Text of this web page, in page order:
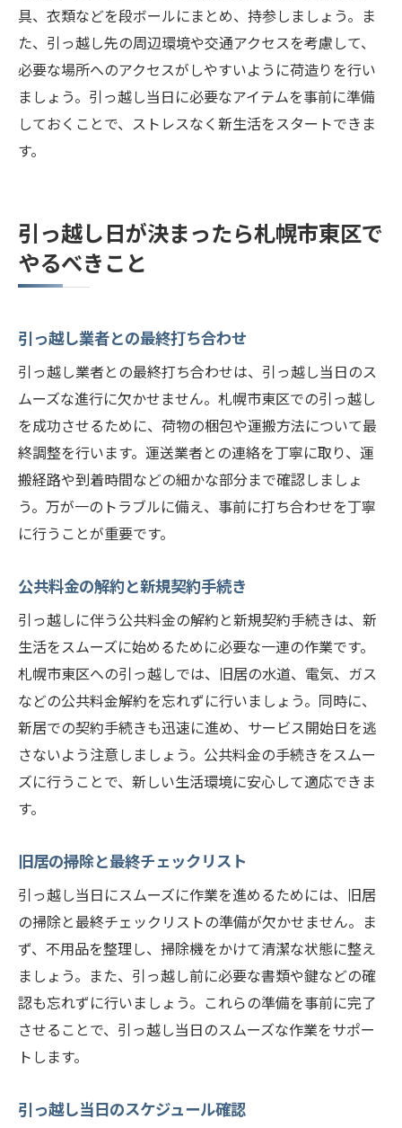
具、衣類などを段ボールにまとめ、持参しましょう。ま
た、引っ越し先の周辺環境や交通アクセスを考慮して、
必要な場所へのアクセスがしやすいように荷造りを行い
ましょう。引っ越し当日に必要なアイテムを事前に準備
しておくことで、ストレスなく新生活をスタートできま
す。
引っ越し日が決まったら札幌市東区で
やるべきこと
引っ越し業者との最終打ち合わせ
引っ越し業者との最終打ち合わせは、引っ越し当日のス
ムーズな進行に欠かせません。札幌市東区での引っ越し
を成功させるために、荷物の梱包や運搬方法について最
終調整を行います。運送業者との連絡を丁寧に取り、運
搬経路や到着時間などの細かな部分まで確認しましょ
う。万が一のトラブルに備え、事前に打ち合わせを丁寧
に行うことが重要です。
公共料金の解約と新規契約手続き
引っ越しに伴う公共料金の解約と新規契約手続きは、新
生活をスムーズに始めるために必要な一連の作業です。
札幌市東区への引っ越しでは、旧居の水道、電気、ガス
などの公共料金解約を忘れずに行いましょう。同時に、
新居での契約手続きも迅速に進め、サービス開始日を逃
さないよう注意しましょう。公共料金の手続きをスムー
ズに行うことで、新しい生活環境に安心して適応できま
す。
旧居の掃除と最終チェックリスト
引っ越し当日にスムーズに作業を進めるためには、旧居
の掃除と最終チェックリストの準備が欠かせません。ま
ず、不用品を整理し、掃除機をかけて清潔な状態に整え
ましょう。また、引っ越し前に必要な書類や鍵などの確
認も忘れずに行いましょう。これらの準備を事前に完了
させることで、引っ越し当日のスムーズな作業をサポー
トします。
引っ越し当日のスケジュール確認